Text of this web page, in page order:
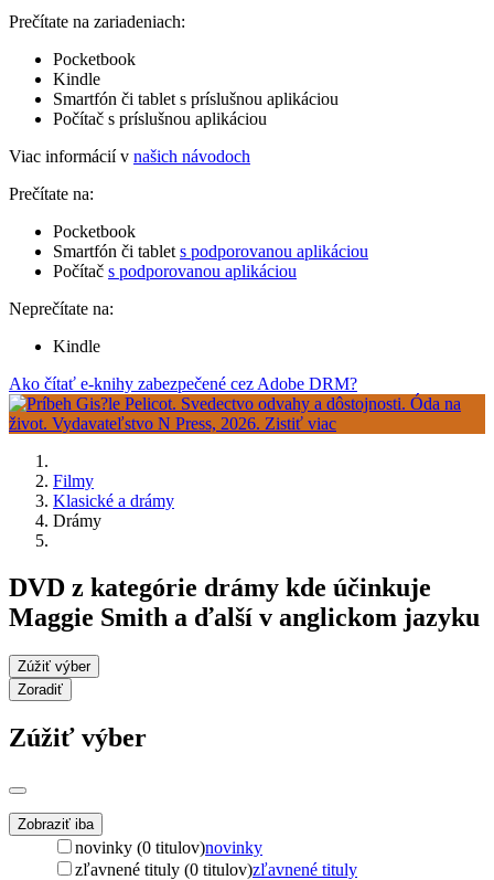
Prečítate na zariadeniach:
Pocketbook
Kindle
Smartfón či tablet s príslušnou aplikáciou
Počítač s príslušnou aplikáciou
Viac informácií v našich návodoch
Prečítate na:
Pocketbook
Smartfón či tablet s podporovanou aplikáciou
Počítač s podporovanou aplikáciou
Neprečítate na:
Kindle
Ako čítať e-knihy zabezpečené cez Adobe DRM?
Filmy
Klasické a drámy
Drámy
DVD z kategórie drámy kde účinkuje
Maggie Smith a ďalší v anglickom jazyku
Zúžiť výber
Zoradiť
Zúžiť výber
Zobraziť iba
novinky (0 titulov)novinky
zľavnené tituly (0 titulov)zľavnené tituly